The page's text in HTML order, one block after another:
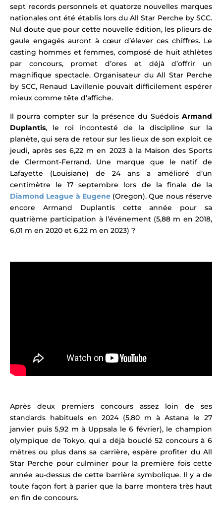
sept records personnels et quatorze nouvelles marques
nationales ont été établis lors du All Star Perche by SCC.
Nul doute que pour cette nouvelle édition, les plieurs de
gaule engagés auront à cœur d’élever ces chiffres. Le
casting hommes et femmes, composé de huit athlètes
par concours,promet d’ores et déjà d’offrir un
magnifique spectacle. Organisateur du All Star Perche
by SCC, Renaud Lavillenie pouvait difficilement espérer
mieux comme tête d’affiche.
Il pourra compter sur la présence du Suédois Armand
Duplantis, le roi incontesté de la discipline sur la
planète, qui sera de retour sur les lieux de son exploit ce
jeudi, après ses 6,22 m en 2023 à la Maison des Sports
de Clermont-Ferrand. Une marque que le natif de
Lafayette (Louisiane) de 24 ans a amélioré d’un
centimètre le 17 septembre lors de la finale de la
Diamond League à Eugene(Oregon).Que nous réserve
encore Armand Duplantis cette année pour sa
quatrième participation à l’événement (5,88 m en 2018,
6,01 m en 2020 et 6,22 m en 2023) ?
Après deux premiers concours assez loin de ses
standards habituels en 2024 (5,80 m à Astana le 27
janvier puis 5,92 m à Uppsala le 6 février), le champion
olympique de Tokyo, qui a déjà bouclé 52 concours à 6
mètres ou plus dans sa carrière, espère profiter du All
Star Perche pour culminer pour la première fois cette
année au-dessus de cette barrière symbolique. Il y a de
toute façon fort à parier que la barre montera très haut
en fin de concours.